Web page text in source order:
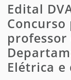
Edital
Elétrica e